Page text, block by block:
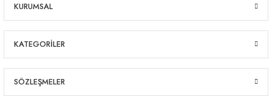
KURUMSAL
KATEGORİLER
SÖZLEŞMELER